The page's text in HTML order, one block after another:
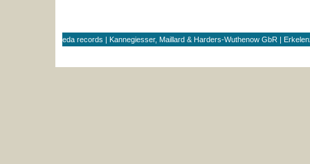
eda records | Kannegiesser, Maillard & Harders-Wuthenow GbR |